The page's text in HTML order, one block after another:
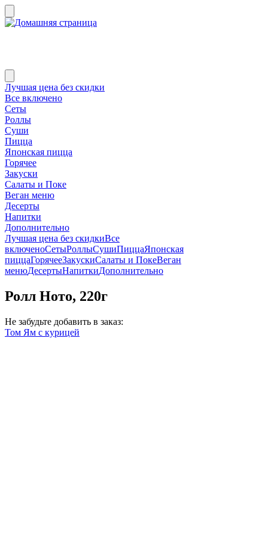
Лучшая цена без скидки
Все включено
Сеты
Роллы
Суши
Пицца
Японская пицца
Горячее
Закуски
Салаты и Поке
Веган меню
Десерты
Напитки
Дополнительно
Лучшая цена без скидкиВсе
включеноСетыРоллыСушиПиццаЯпонская
пиццаГорячееЗакускиСалаты и ПокеВеган
менюДесертыНапиткиДополнительно
Ролл Ното, 220г
Не забудьте добавить в заказ:
Том Ям с курицей